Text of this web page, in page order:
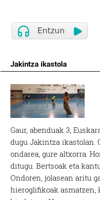
Jakintza ikastola
Gaur, abenduak 3,
dugu Jakintza ikastolan.
ondarea, gure altxorra.
ditugu. Bertsoak eta
Ondoren, jolasean aritu
hieroglifikoak